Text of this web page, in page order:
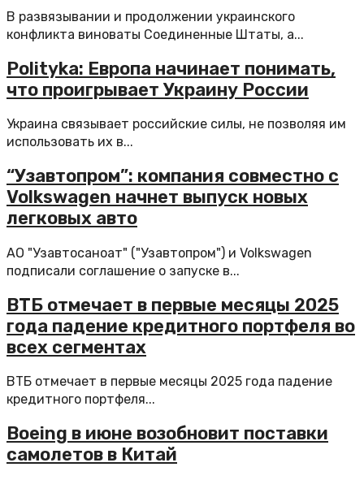
В развязывании и продолжении украинского
конфликта виноваты Соединенные Штаты, а...
Polityka: Европа начинает понимать,
что проигрывает Украину России
Украина связывает российские силы, не позволяя им
использовать их в...
“Узавтопром”: компания совместно с
Volkswagen начнет выпуск новых
легковых авто
АО "Узавтосаноат" ("Узавтопром") и Volkswagen
подписали соглашение о запуске в...
ВТБ отмечает в первые месяцы 2025
года падение кредитного портфеля во
всех сегментах
ВТБ отмечает в первые месяцы 2025 года падение
кредитного портфеля...
Boeing в июне возобновит поставки
самолетов в Китай